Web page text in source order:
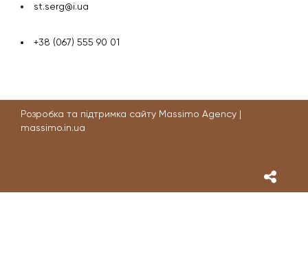
st.serg@i.ua
+38 (067) 555 90 01
Розробка та підтримка сайту Massimo Agency |
massimo.in.ua